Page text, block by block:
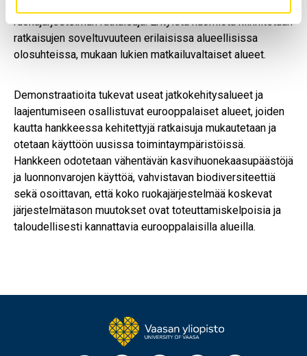
ruokajärjestelmän ratkaisuja. Erityistä huomiota kiinnitetään
ratkaisujen soveltuvuuteen erilaisissa alueellisissa
olosuhteissa, mukaan lukien matkailuvaltaiset alueet.
Demonstraatioita tukevat useat jatkokehitysalueet ja
laajentumiseen osallistuvat eurooppalaiset alueet, joiden
kautta hankkeessa kehitettyjä ratkaisuja mukautetaan ja
otetaan käyttöön uusissa toimintaympäristöissä.
Hankkeen odotetaan vähentävän kasvihuonekaasupäästöjä
ja luonnonvarojen käyttöä, vahvistavan biodiversiteettiä
sekä osoittavan, että koko ruokajärjestelmää koskevat
järjestelmätason muutokset ovat toteuttamiskelpoisia ja
taloudellisesti kannattavia eurooppalaisilla alueilla.